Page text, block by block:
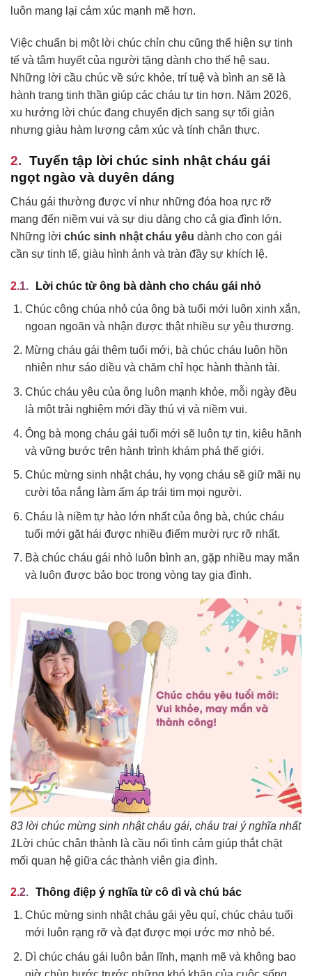
luôn mang lại cảm xúc mạnh mẽ hơn.
Việc chuẩn bị một lời chúc chỉn chu cũng thể hiện sự tinh
tế và tâm huyết của người tặng dành cho thế hệ sau.
Những lời cầu chúc về sức khỏe, trí tuệ và bình an sẽ là
hành trang tinh thần giúp các cháu tự tin hơn. Năm 2026,
xu hướng lời chúc đang chuyển dịch sang sự tối giản
nhưng giàu hàm lượng cảm xúc và tính chân thực.
Tuyển tập lời chúc sinh nhật cháu gái
ngọt ngào và duyên dáng
Cháu gái thường được ví như những đóa hoa rực rỡ
mang đến niềm vui và sự dịu dàng cho cả gia đình lớn.
Những lời chúc sinh nhật cháu yêu dành cho con gái
cần sự tinh tế, giàu hình ảnh và tràn đầy sự khích lệ.
Lời chúc từ ông bà dành cho cháu gái nhỏ
Chúc công chúa nhỏ của ông bà tuổi mới luôn xinh xắn,
ngoan ngoãn và nhận được thật nhiều sự yêu thương.
Mừng cháu gái thêm tuổi mới, bà chúc cháu luôn hồn
nhiên như sáo diều và chăm chỉ học hành thành tài.
Chúc cháu yêu của ông luôn mạnh khỏe, mỗi ngày đều
là một trải nghiệm mới đầy thú vị và niềm vui.
Ông bà mong cháu gái tuổi mới sẽ luôn tự tin, kiêu hãnh
và vững bước trên hành trình khám phá thế giới.
Chúc mừng sinh nhật cháu, hy vọng cháu sẽ giữ mãi nụ
cười tỏa nắng làm ấm áp trái tim mọi người.
Cháu là niềm tự hào lớn nhất của ông bà, chúc cháu
tuổi mới gặt hái được nhiều điểm mười rực rỡ nhất.
Bà chúc cháu gái nhỏ luôn bình an, gặp nhiều may mắn
và luôn được bảo bọc trong vòng tay gia đình.
83 lời chúc mừng sinh nhật cháu gái, cháu trai ý nghĩa nhất
1 Lời chúc chân thành là cầu nối tình cảm giúp thắt chặt
mối quan hệ giữa các thành viên gia đình.
Thông điệp ý nghĩa từ cô dì và chú bác
Chúc mừng sinh nhật cháu gái yêu quí, chúc cháu tuổi
mới luôn rạng rỡ và đạt được mọi ước mơ nhỏ bé.
Dì chúc cháu gái luôn bản lĩnh, mạnh mẽ và không bao